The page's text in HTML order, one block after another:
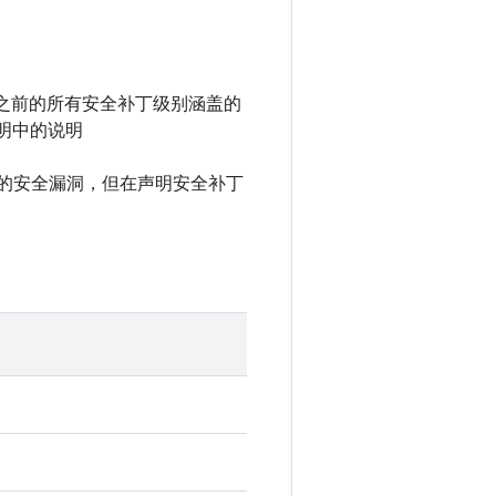
的所有安全补丁级别涵盖的
中的说明
安全漏洞，但在声明安全补丁